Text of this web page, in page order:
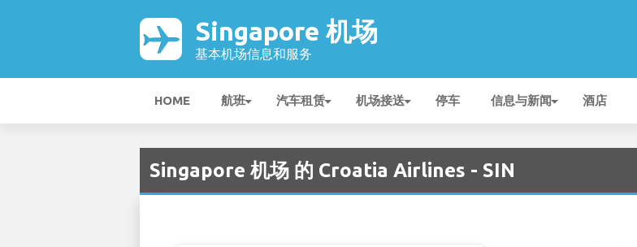
Singapore 机场
基本机场信息和服务
HOME 航班 汽车租赁 机场接送 停车 信息与新闻 酒店
Singapore 机场 的 Croatia Airlines - SIN